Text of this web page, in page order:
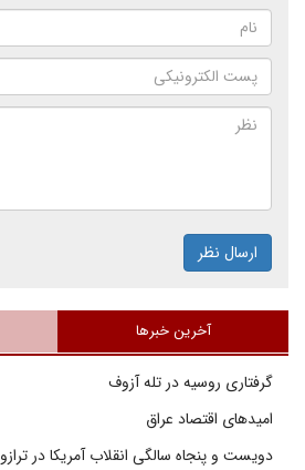
ارسال نظر
آخرین خبرها
گرفتاری روسیه در تله آزوف
امیدهای اقتصاد عراق
دویست و پنجاه سالگی انقلاب آمریکا در ترازو